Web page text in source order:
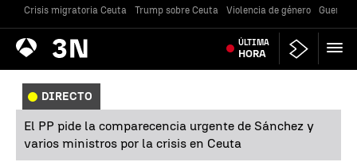
Crisis migratoria Ceuta Trump sobre Ceuta Violencia de género Guerra
Antena
3 Noticias ÚLTIMA
HORA
DIRECTO
El PP pide la comparecencia urgente de Sánchez y
varios ministros por la crisis en Ceuta